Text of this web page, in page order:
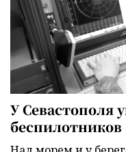
У Севастополя
беспилотников